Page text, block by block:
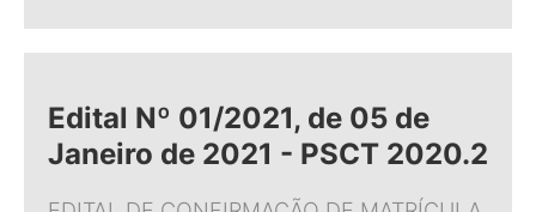
Edital Nº 01/2021, de 05 de
Janeiro de 2021 - PSCT 2020.2